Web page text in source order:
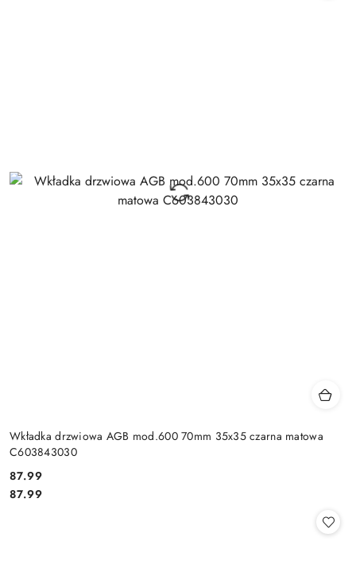
Wkładka drzwiowa AGB mod.600 70mm 35x35 czarna matowa
C603843030
Cena:
87.99
Cena:
87.99